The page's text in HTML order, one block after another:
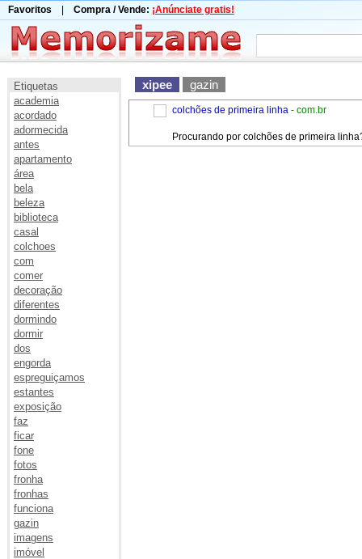
Favoritos Compra / Vende: ¡Anúnciate gratis!
Etiquetas
academia
acordado
adormecida
antes
apartamento
área
bela
beleza
biblioteca
casal
colchoes
com
comer
decoração
diferentes
dormindo
dormir
dos
engorda
espreguiçamos
estantes
exposição
faz
ficar
fone
fotos
fronha
fronhas
funciona
gazin
imagens
imóvel
xipee gazin
colchões de primeira linha - com.br
Procurando por colchões de primeira